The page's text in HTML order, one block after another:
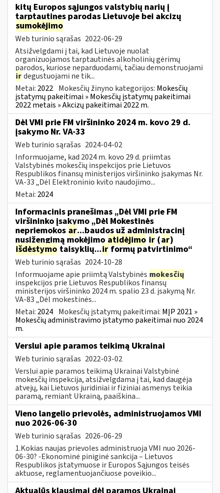
kitų Europos sąjungos valstybių narių į
tarptautines parodas Lietuvoje bei akcizų
sumokėjimo
Web turinio sąrašas 2022-06-29
Atsižvelgdami į tai, kad Lietuvoje nuolat
organizuojamos tarptautinės alkoholinių gėrimų
parodos, kuriose neparduodami, tačiau demonstruojami
irdegustuojami ne tik...
Metai: 2022 Mokesčių žinyno kategorijos: Mokesčių
įstatymų pakeitimai » Mokesčių įstatymų pakeitimai
2022 metais » Akcizų pakeitimai 2022 m.
Dėl VMI prie FM viršininko 2024 m. kovo 29 d.
įsakymo Nr. VA-33
Web turinio sąrašas 2024-04-02
Informuojame, kad 2024 m. kovo 29 d. priimtas
Valstybinės mokesčių inspekcijos prie Lietuvos
Respublikos finansų ministerijos viršininko įsakymas Nr.
VA-33 „Dėl Elektroninio kvito naudojimo...
Metai: 2024
Informacinis pranešimas „Dėl VMI prie FM
viršininko įsakymo „Dėl Mokestinės
nepriemokos ar...baudos už administracinį
nusižengimą mokėjimo atidėjimo ir (ar)
išdėstymo taisyklių...irformų patvirtinimo“
Web turinio sąrašas 2024-10-28
Informuojame apie priimtą Valstybinės mokesčių
inspekcijos prie Lietuvos Respublikos finansų
ministerijos viršininko 2024 m. spalio 23 d. įsakymą Nr.
VA-83 „Dėl mokestinės...
Metai: 2024 Mokesčių įstatymų pakeitimai: MĮP 2021 »
Mokesčių administravimo įstatymo pakeitimai nuo 2024
m.
Verslui apie paramos teikimą Ukrainai
Web turinio sąrašas 2022-03-02
Verslui apie paramos teikimą Ukrainai Valstybinė
mokesčių inspekcija, atsižvelgdama į tai, kad daugėja
atvejų, kai Lietuvos juridiniai ir fiziniai asmenys teikia
paramą, remiant Ukrainą, paaiškina...
Vieno langelio prievolės, administruojamos VMI
nuo 2026-06-30
Web turinio sąrašas 2026-06-29
1.Kokias naujas prievoles administruoja VMI nuo 2026-
06-30? -Ekonominė piniginė sankcija – Lietuvos
Respublikos įstatymuose ir Europos Sąjungos teisės
aktuose, reglamentuojančiuose poveikio...
Aktualūs klausimai dėl paramos Ukrainai